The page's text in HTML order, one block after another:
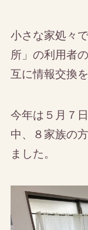
小さな家処々
所」の利用者
互に情報交換
今年は５月７
中、８家族の
ました。